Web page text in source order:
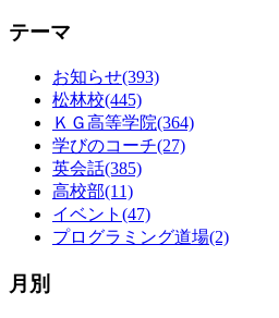
テーマ
お知らせ(393)
松林校(445)
ＫＧ高等学院(364)
学びのコーチ(27)
英会話(385)
高校部(11)
イベント(47)
プログラミング道場(2)
月別